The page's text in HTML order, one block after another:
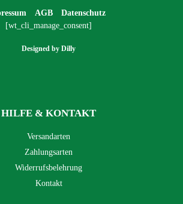
AGB
Datenschutz
[wt_cli_manage_consent]
Designed by Dilly
HILFE & KONTAKT
Versandarten
Zahlungsarten
Widerrufsbelehrung
Kontakt